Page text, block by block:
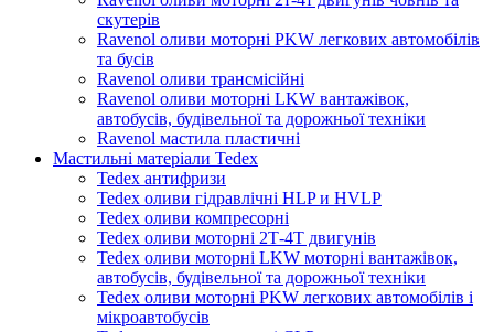
скутерів
Ravenol оливи моторні PKW легкових автомобілів
та бусів
Ravenol оливи трансмісійні
Ravenol оливи моторні LKW вантажівок,
автобусів, будівельної та дорожньої техніки
Ravenol мастила пластичні
Мастильні матеріали Tedex
Tedex антифризи
Tedex оливи гідравлічні HLP и HVLP
Tedex оливи компресорні
Tedex оливи моторні 2Т-4Т двигунів
Tedex оливи моторні LKW моторні вантажівок,
автобусів, будівельної та дорожньої техніки
Tedex оливи моторні PKW легкових автомобілів і
мікроавтобусів